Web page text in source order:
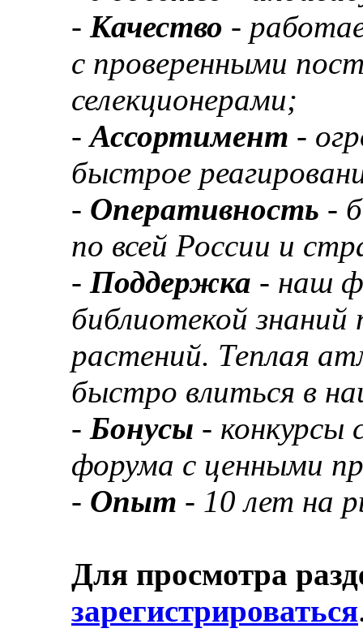
- Качество -
с проверенными
селекционерами;
-Ассортимент -
быстрое
- Оперативность -
по всей России и
- Поддержка - наш
библиотекой
растений. Теплая
быстро влиться в
- Бонусы - конкурсы
форума с ценными
- Опыт - 10 лет на
Для просмотра
зарегистрироваться